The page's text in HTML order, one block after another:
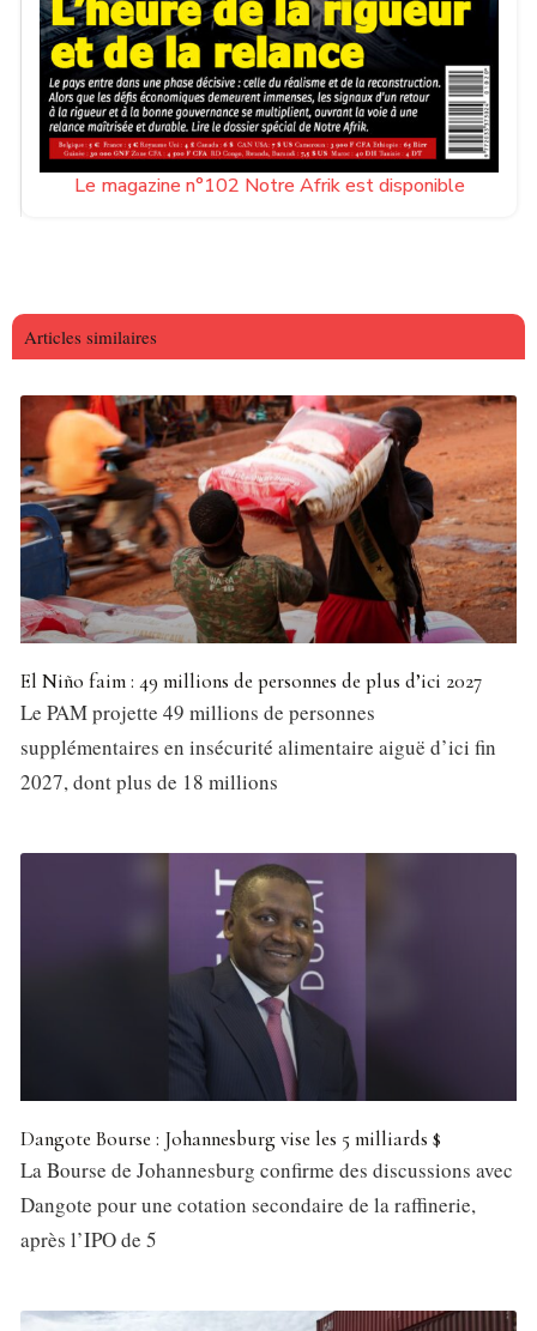
Le magazine n°102 Notre Afrik est disponible
Articles similaires
El Niño faim : 49 millions de personnes de plus d’ici 2027
Le PAM projette 49 millions de personnes
supplémentaires en insécurité alimentaire aiguë d’ici fin
2027, dont plus de 18 millions
Dangote Bourse : Johannesburg vise les 5 milliards $
La Bourse de Johannesburg confirme des discussions avec
Dangote pour une cotation secondaire de la raffinerie,
après l’IPO de 5